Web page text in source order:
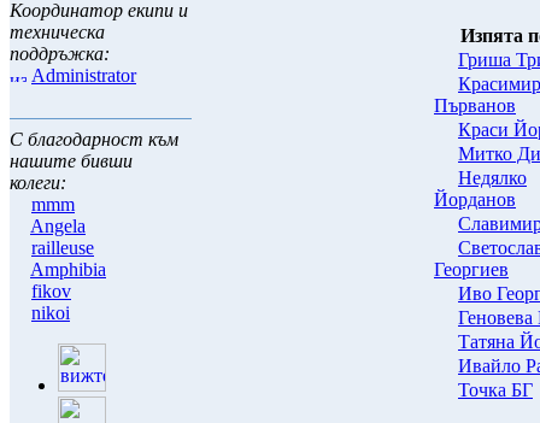
Координатор екипи и
техническа
поддръжка:
Administrator
С благодарност към
нашите бивши
колеги:
mmm
Angela
railleuse
Amphibia
fikov
nikoi
Изпята
Гриша
Красимир
Първанов
Краси
Митко
Нeдялко
Йорданов
Георгиев
Иво
Геновева
Татяна
Ивайло
Точка БГ